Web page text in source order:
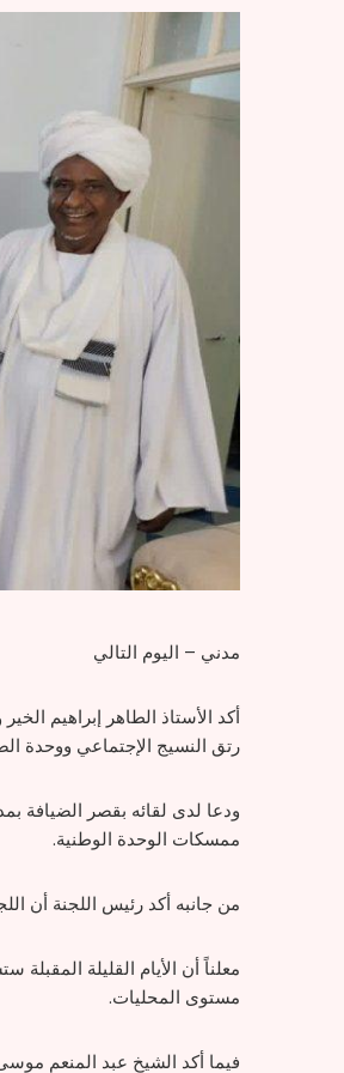
مدني – اليوم التالي
أكد الأستاذ الطاهر إبراهيم
رتق النسيج الإجتماعي ووحدة
ودعا لدى لقائه بقصر الضيافة
ممسكات الوحدة الوطنية.
من جانبه أكد رئيس اللجنة أن
معلناً أن الأيام القليلة
مستوى المحليات.
فيما أكد الشيخ عبد المنعم